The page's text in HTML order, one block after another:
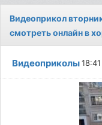
Видеоприкол
смотреть онлайн в
Видеоприколы